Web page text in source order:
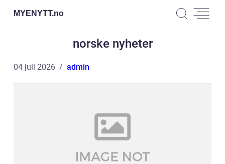
MYENYTT.no
norske nyheter
04 juli 2026 admin